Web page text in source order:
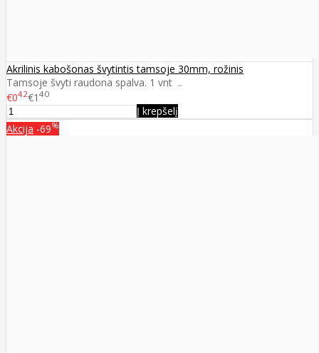
Akrilinis kabošonas švytintis tamsoje 30mm, rožinis
Tamsoje švyti raudona spalva. 1 vnt ..
€042€1 40
Į krepšelį
Akcija -69%